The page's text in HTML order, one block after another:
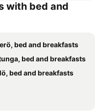
with bed and
bed and breakfasts
bed and breakfasts
bed and breakfasts